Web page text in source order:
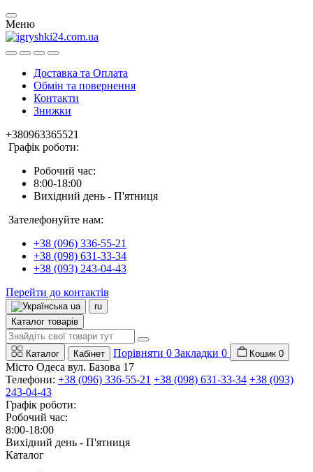
Меню
Доставка та Оплата
Обмін та повернення
Контакти
Знижки
+380963365521
Графік роботи:
Робочий час:
8:00-18:00
Вихідний день - П'ятниця
Зателефонуйте нам:
+38 (096) 336-55-21
+38 (098) 631-33-34
+38 (093) 243-04-43
Перейти до контактів
ua
ru
Каталог товарів
Каталог Кабінет Порівняти 0 Закладки 0 Кошик 0
Місто Одеса вул. Базова 17
Телефони: +38 (096) 336-55-21 +38 (098) 631-33-34 +38 (093)
243-04-43
Графік роботи:
Робочий час:
8:00-18:00
Вихідний день - П'ятниця
Каталог